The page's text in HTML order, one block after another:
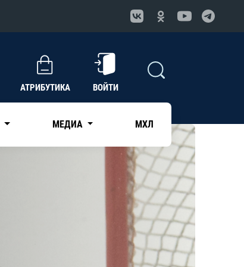
АТРИБУТИКА ВОЙТИ
МЕДИА МХЛ